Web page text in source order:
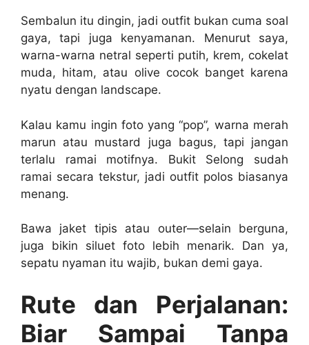
Sembalun itu dingin, jadi outfit bukan cuma soal
gaya, tapi juga kenyamanan. Menurut saya,
warna-warna netral seperti putih, krem, cokelat
muda, hitam, atau olive cocok banget karena
nyatu dengan landscape.
Kalau kamu ingin foto yang “pop”, warna merah
marun atau mustard juga bagus, tapi jangan
terlalu ramai motifnya. Bukit Selong sudah
ramai secara tekstur, jadi outfit polos biasanya
menang.
Bawa jaket tipis atau outer—selain berguna,
juga bikin siluet foto lebih menarik. Dan ya,
sepatu nyaman itu wajib, bukan demi gaya.
Rute dan Perjalanan:
Biar Sampai Tanpa